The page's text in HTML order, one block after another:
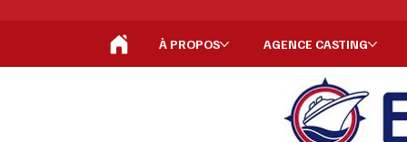
À PROPOS AGENCE CASTING